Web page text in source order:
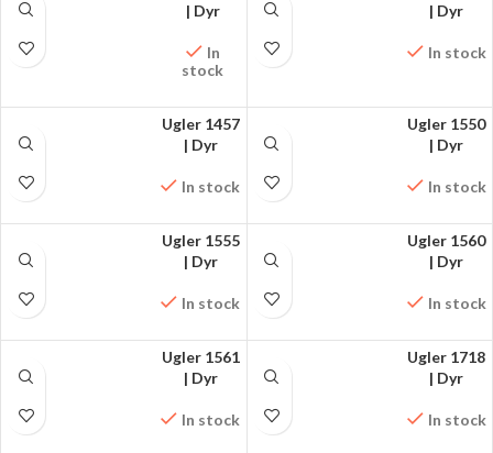
FÅ MØNSTRET PÅ
| Dyr
In
stock
FÅ MØNSTRET PÅ
| Dyr
In stock
FÅ MØNSTRET PÅ
Ugler 1457
| Dyr
In stock
FÅ MØNSTRET PÅ
Ugler 1550
| Dyr
In stock
FÅ MØNSTRET PÅ
Ugler 1555
| Dyr
In stock
FÅ MØNSTRET PÅ
Ugler 1560
| Dyr
In stock
FÅ MØNSTRET PÅ
Ugler 1561
| Dyr
In stock
FÅ MØNSTRET PÅ
Ugler 1718
| Dyr
In stock